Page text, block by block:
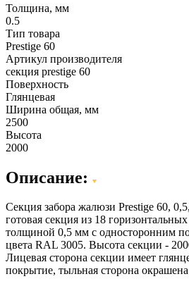
Толщина, мм
0.5
Тип товара
Prestige 60
Артикул производителя
секция prestige 60
Поверхность
Глянцевая
Ширина общая, мм
2500
Высота
2000
Описание:
Секция забора жалюзи Prestige 60,
готовая секция из 18
толщиной 0,5 мм с односторонним
цвета RAL 3005. Высота секции -
Лицевая сторона секции имеет
покрытие, тыльная сторона